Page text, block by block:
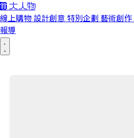
線上購物 設計創意 特別企劃 藝術創作
報導